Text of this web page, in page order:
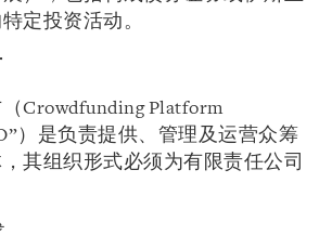
定投资活动。
Crowdfunding Platform
）是负责提供、管理及运营众筹
其组织形式必须为有限责任公司